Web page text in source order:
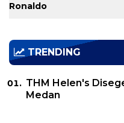
Ronaldo
TRENDING
THM Helen's
Medan